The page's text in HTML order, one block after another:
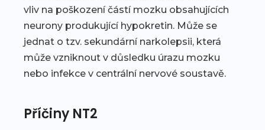
vliv na poškození částí mozku obsahujících
neurony produkující hypokretin. Může se
jednat o tzv. sekundární narkolepsii, která
může vzniknout v důsledku úrazu mozku
nebo infekce v centrální nervové soustavě.
Příčiny NT2